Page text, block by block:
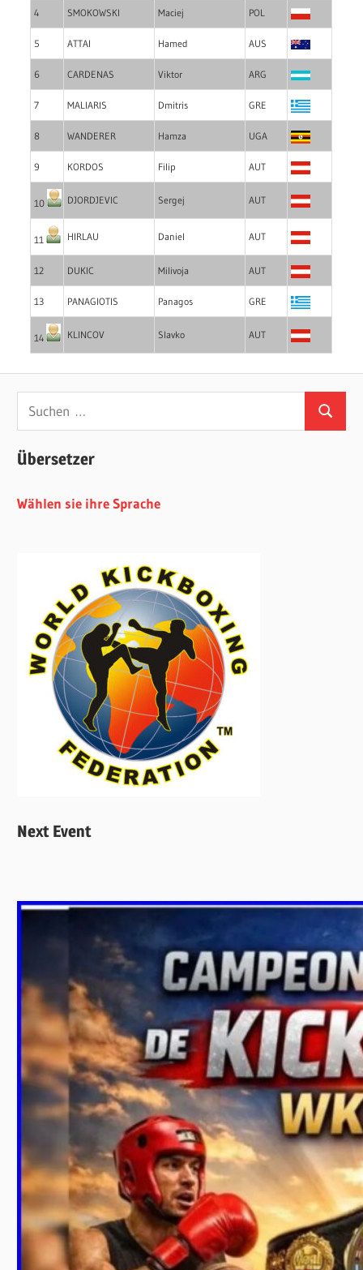
4 SMOKOWSKI Maciej POL
5 ATTAI Hamed AUS
6 CARDENAS Viktor ARG
7 MALIARIS Dmitris GRE
8 WANDERER Hamza UGA
9 KORDOS Filip AUT
10 DJORDJEVIC Sergej AUT
11 HIRLAU Daniel AUT
12 DUKIC Milivoja AUT
13 PANAGIOTIS Panagos GRE
14 KLINCOV Slavko AUT
Suchen
nach:
Suchen
Übersetzer
Wählen sie ihre Sprache
Next Event